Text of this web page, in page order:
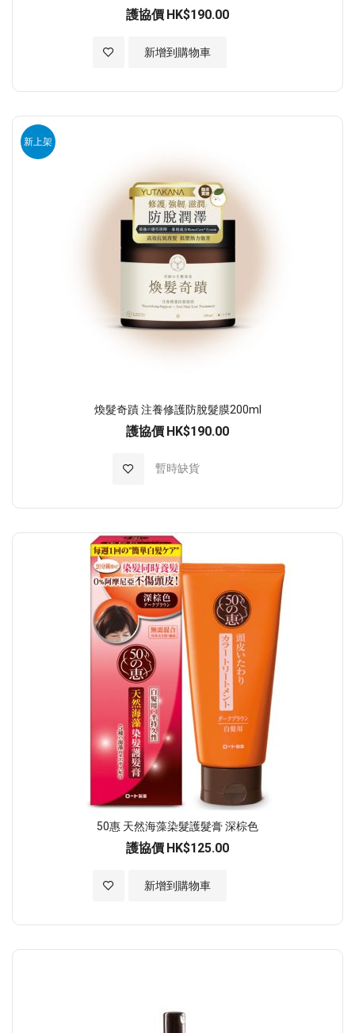
護協價 HK$190.00
新增到購物車
加入至願望清單
新上架
煥髮奇蹟 注養修護防脫髮膜200ml
護協價 HK$190.00
暫時缺貨
加入至願望清單
50惠 天然海藻染髮護髮膏 深棕色
護協價 HK$125.00
新增到購物車
加入至願望清單